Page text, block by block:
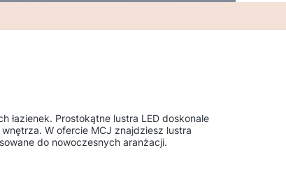
łazienek. Prostokątne lustra LED doskonale
W ofercie MCJ znajdziesz lustra
do nowoczesnych aranżacji.